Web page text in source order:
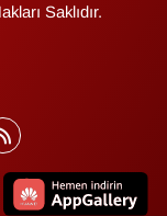
Saklıdır.